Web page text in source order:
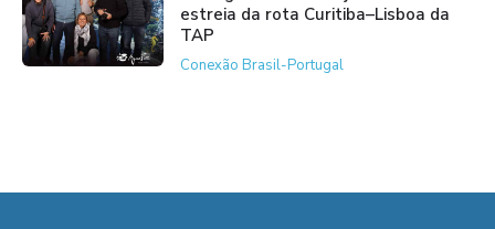
estreia da rota Curitiba–Lisboa da
TAP
Conexão Brasil-Portugal